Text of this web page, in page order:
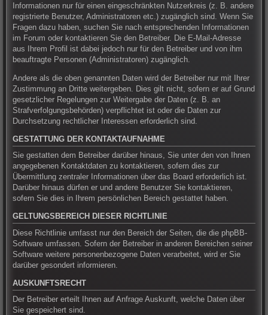
Informationen nur für einen eingeschränkten Nutzerkreis (z. B. andere
registrierte Benutzer, Administratoren etc.) zugänglich sind. Wenn Sie
Fragen dazu haben, suchen Sie nach entsprechenden Informationen
im Forum oder kontaktieren Sie den Betreiber. Die E-Mail-Adresse
aus Ihrem Profil ist dabei jedoch nur für den Betreiber und von ihm
beauftragte Personen (Administratoren) zugänglich.
Andere als die oben genannten Daten wird der Betreiber nur mit Ihrer
Zustimmung an Dritte weitergeben. Dies gilt nicht, sofern er auf Grund
gesetzlicher Regelungen zur Weitergabe der Daten (z. B. an
Strafverfolgungsbehörden) verpflichtet ist oder die Daten zur
Durchsetzung rechtlicher Interessen erforderlich sind.
GESTATTUNG DER KONTAKTAUFNAHME
Sie gestatten dem Betreiber darüber hinaus, Sie unter den von Ihnen
angegebenen Kontaktdaten zu kontaktieren, sofern dies zur
Übermittlung zentraler Informationen über das Board erforderlich ist.
Darüber hinaus dürfen er und andere Benutzer Sie kontaktieren,
sofern Sie dies in Ihrem persönlichen Bereich gestattet haben.
GELTUNGSBEREICH DIESER RICHTLINIE
Diese Richtlinie umfasst nur den Bereich der Seiten, die die phpBB-
Software umfassen. Sofern der Betreiber in anderen Bereichen seiner
Software weitere personenbezogene Daten verarbeitet, wird er Sie
darüber gesondert informieren.
AUSKUNFTSRECHT
Der Betreiber erteilt Ihnen auf Anfrage Auskunft, welche Daten über
Sie gespeichert sind.